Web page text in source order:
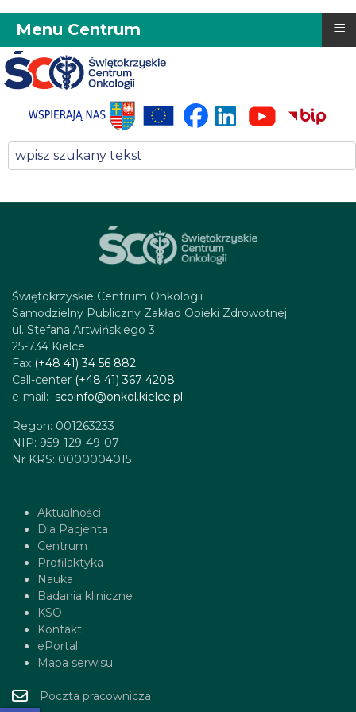
Menu Centrum ≡
Świętokrzyskie Centrum Onkologii
Samodzielny Publiczny Zakład Opieki Zdrowotnej
ul. Stefana Artwińskiego 3
25-734 Kielce
Fax (+48 41) 34 56 882
Call-center (+48 41) 367 4208
e-mail: scoinfo@onkol.kielce.pl
Regon: 001263233
NIP: 959-129-49-07
Nr KRS: 0000004015
Aktualności
Dla Pacjenta
Centrum
Profilaktyka
Nauka
Badania kliniczne
KSO
Kontakt
ePortal
Mapa serwisu
Poczta pracownicza